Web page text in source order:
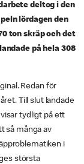
deltog i den
lördagen den
ton skräp och det
på hela 308
Redan för
Till slut landade
tydligt på ett
så många av
i
största